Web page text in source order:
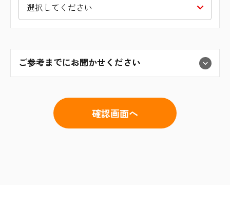
ご参考までにお聞かせください